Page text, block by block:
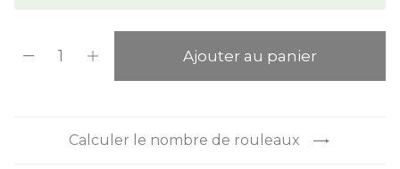
Ajouter au panier
Calculer le nombre de rouleaux